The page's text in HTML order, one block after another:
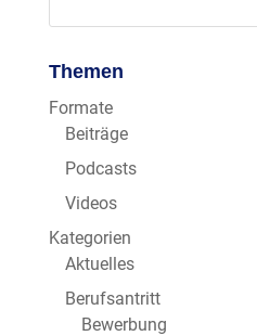
Themen
Formate
Beiträge
Podcasts
Videos
Kategorien
Aktuelles
Berufsantritt
Bewerbung